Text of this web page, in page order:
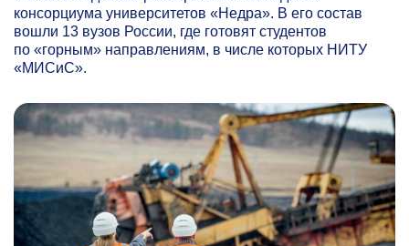
консорциума университетов «Недра». В его состав
вошли 13 вузов России, где готовят студентов
по «горным» направлениям, в числе которых НИТУ
«МИСиС».